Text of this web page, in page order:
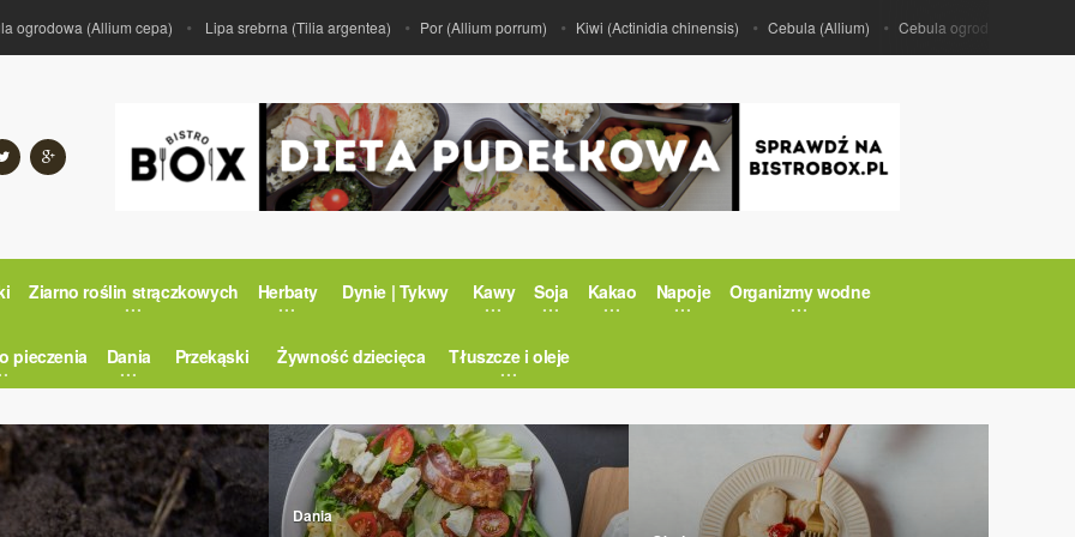
(Allium cepa) Lipa srebrna (Tilia argentea) Por (Allium porrum) Kiwi (Actinidia chinensis) Cebula (Allium) Cebula ogrodowa (Allium cepa)
Ziarno roślin strączkowych Herbaty Dynie | Tykwy Kawy Soja Kakao Napoje Organizmy wodne
pieczenia Dania Przekąski Żywność dziecięca Tłuszcze i oleje
Dania